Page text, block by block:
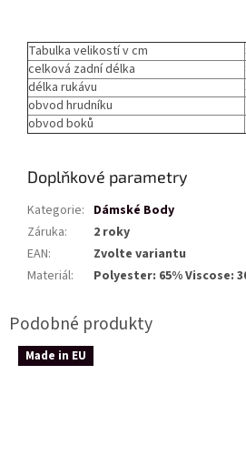
Tabulka velikostí v cm
celková zadní délka
délka rukávu
obvod hrudníku
obvod boků
Doplňkové parametry
Kategorie: Dámské Body
Záruka:
2 roky
EAN:
Zvolte variantu
Materiál: Polyester: 65% Viscose:
Made in EU